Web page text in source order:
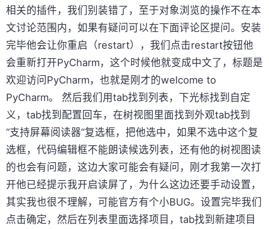
相关的插件，我们别装错了，至于对象浏览的操作不在本
文讨论范围内，如果有疑问可以在下面评论区提问。安装
完毕他会让你重启（restart），我们点击restart按钮他
会重新打开PyCharm，这个时候他就变成中文了，标题是
欢迎访问PyCharm，也就是刚才的welcome to
PyCharm。 然后我们用tab找到列表，下光标找到自定
义，tab找到配置回车，在树视图里面找到外观tab找到
“支持屏幕阅读器”复选框，把他选中，如果不选中这个复
选框，代码编辑框不能朗读候选列表，还有他的树视图读
的也会有问题，这边大家可能会有疑问，刚才我第一次打
开他已经提示我开启读屏了，为什么这边还要手动设置，
其实我也很不理解，可能官方有个小BUG。设置完毕我们
点击确定，然后在列表里面选择项目，tab找到新建项目